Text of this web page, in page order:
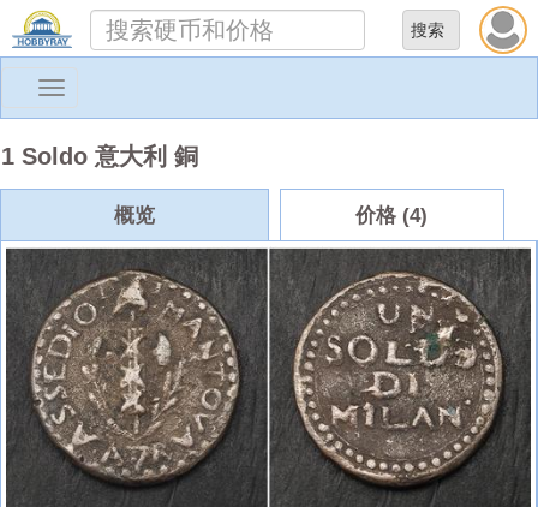
Toggle
1 Soldo 意大利 銅
概览 价格 (4)